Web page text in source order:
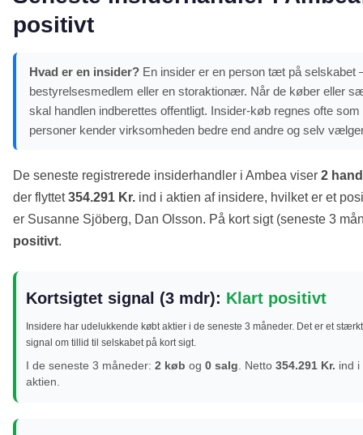
positivt
Hvad er en insider? En insider er en person tæt på selskabet
bestyrelsesmedlem eller en storaktionær. Når de køber eller
skal handlen indberettes offentligt. Insider-køb regnes ofte
personer kender virksomheden bedre end andre og selv
De seneste registrerede insiderhandler i Ambea viser 2
der flyttet354.291 Kr. ind i aktien af insidere, hvilket er et
er Susanne Sjöberg, Dan Olsson. På kort sigt (seneste 3
positivt.
Kortsigtet signal (3 mdr): Klart positivt
Insidere har udelukkende købt aktier i de seneste 3 måneder. Det er et stærkt
signal om tillid til selskabet på kort sigt.
I de seneste 3 måneder: 2 køb og 0 salg . Netto 354.291 Kr. ind i
aktien.